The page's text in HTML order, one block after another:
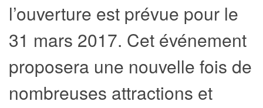
l’ouverture est prévue pour le
31 mars 2017. Cet événement
proposera une nouvelle fois de
nombreuses attractions et